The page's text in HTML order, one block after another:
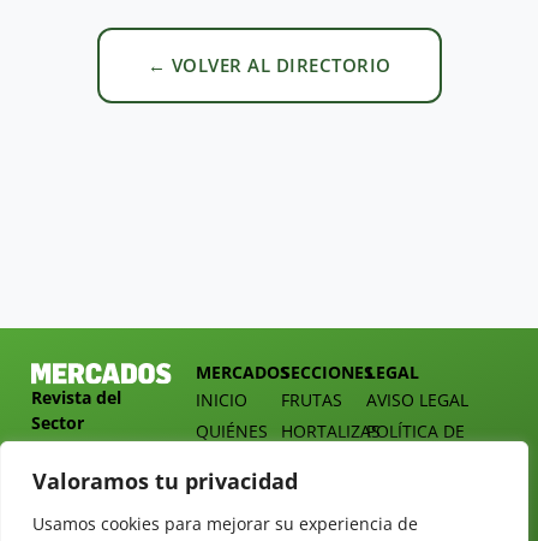
Valoramos tu privacidad
Usamos cookies para mejorar su experiencia de
← VOLVER AL DIRECTORIO
Revista del
Sector
Hortofrutícola
Presidente
MERCADOS
INICIO
QUIÉNES
DOSSIER
TARIFAS
SECCIONES
FRUTAS
HORTALIZAS
MERCADOS
ALIMENTACIÓN
LEGAL
AVISO LEGAL
POLÍTICA DE